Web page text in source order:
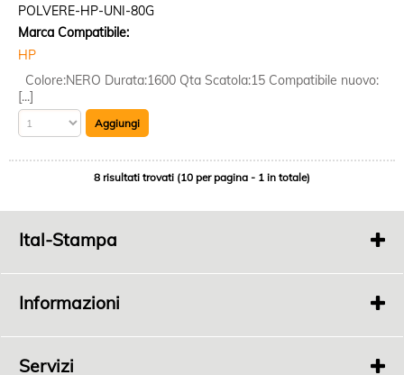
POLVERE-HP-UNI-80G
Marca Compatibile:
HP
Colore:NERO Durata:1600 Qta Scatola:15 Compatibile nuovo:
[...]
8 risultati trovati (10 per pagina - 1 in totale)
Ital-Stampa
P.I.04198100408
Informazioni
Servizi